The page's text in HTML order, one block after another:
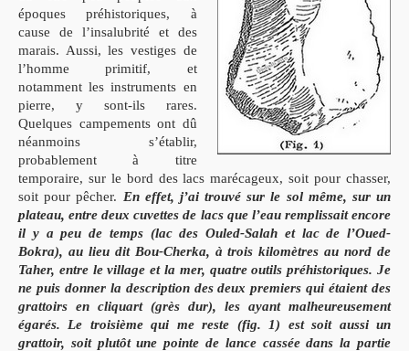
époques préhistoriques, à
cause de l’insalubrité et des
marais. Aussi, les vestiges de
l’homme primitif, et
notamment les instruments en
pierre, y sont-ils rares.
Quelques campements ont dû
néanmoins s’établir,
probablement à titre
temporaire, sur le bord des lacs marécageux, soit pour chasser,
soit pour pêcher. En effet, j’ai trouvé sur le sol même, sur un
plateau, entre deux cuvettes de lacs que l’eau remplissait encore
il y a peu de temps (lac des Ouled-Salah et lac de l’Oued-
Bokra), au lieu dit Bou-Cherka, à trois kilomètres au nord de
Taher, entre le village et la mer, quatre outils préhistoriques. Je
ne puis donner la description des deux premiers qui étaient des
grattoirs en cliquart (grès dur), les ayant malheureusement
égarés. Le troisième qui me reste (fig. 1) est soit aussi un
grattoir, soit plutôt unepointe de lance cassée dans la partie